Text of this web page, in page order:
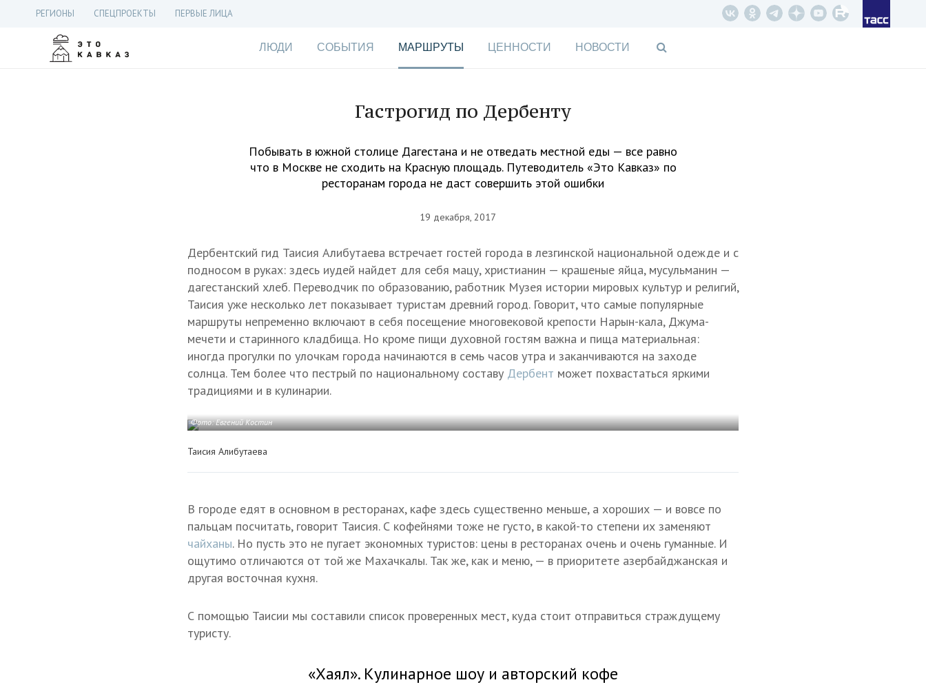
РЕГИОНЫ СПЕЦПРОЕКТЫ ПЕРВЫЕ ЛИЦА
ЛЮДИ СОБЫТИЯ МАРШРУТЫ ЦЕННОСТИ НОВОСТИ
Гастрогид по Дербенту
Побывать в южной столице Дагестана и не отведать местной еды — все равно
что в Москве не сходить на Красную площадь. Путеводитель «Это Кавказ» по
ресторанам города не даст совершить этой ошибки
19 декабря, 2017
Дербентский гид Таисия Алибутаева встречает гостей города в лезгинской национальной одежде и с
подносом в руках: здесь иудей найдет для себя мацу, христианин — крашеные яйца, мусульманин —
дагестанский хлеб. Переводчик по образованию, работник Музея истории мировых культур и религий,
Таисия уже несколько лет показывает туристам древний город. Говорит, что самые популярные
маршруты непременно включают в себя посещение многовековой крепости Нарын-кала, Джума-
мечети и старинного кладбища. Но кроме пищи духовной гостям важна и пища материальная:
иногда прогулки по улочкам города начинаются в семь часов утра и заканчиваются на заходе
солнца. Тем более что пестрый по национальному составу Дербент может похвастаться яркими
традициями и в кулинарии.
Фото: Евгений Костин
Таисия Алибутаева
В городе едят в основном в ресторанах, кафе здесь существенно меньше, а хороших — и вовсе по
пальцам посчитать, говорит Таисия. С кофейнями тоже не густо, в какой-то степени их заменяют
чайханы. Но пусть это не пугает экономных туристов: цены в ресторанах очень и очень гуманные. И
ощутимо отличаются от той же Махачкалы. Так же, как и меню, — в приоритете азербайджанская и
другая восточная кухня.
С помощью Таисии мы составили список проверенных мест, куда стоит отправиться страждущему
туристу.
«Хаял». Кулинарное шоу и авторский кофе